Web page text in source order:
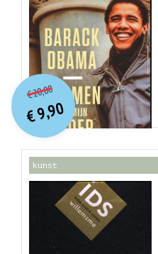
€20,00O
orspr
onkelijke
prijs
was:
€ 20,00.
€9,90
Huidige
prijs
is:
€ 9,90.
kunst